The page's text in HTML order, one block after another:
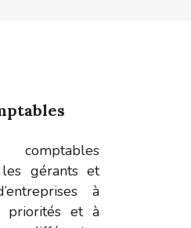
comptables
gérants et
à
priorités et à